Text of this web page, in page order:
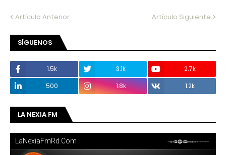
Artículo Anterior Artículo Siguiente
SÍGUENOS
1.5k 3.1k
2.7k
500
1.8k 1.2k
LA NEXIA FM